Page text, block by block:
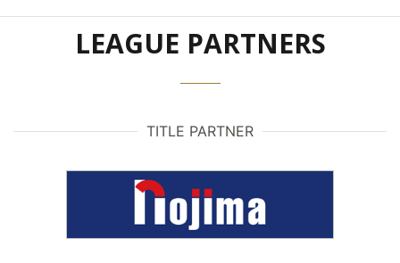
LEAGUE PARTNERS
TITLE PARTNER